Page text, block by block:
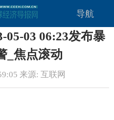
导航
05-03 06:23发布暴
_焦点滚动
来源: 互联网